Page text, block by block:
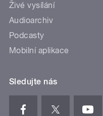
Živé vysílání
Audioarchiv
Podcasty
Mobilní aplikace
Sledujte nás